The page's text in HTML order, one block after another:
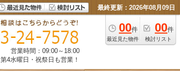
最終更新：2026年08月09日
00件
最近見た物件
00件
検討リスト
営業時間：09:00～18:00
4水曜日・祝祭日も営業！